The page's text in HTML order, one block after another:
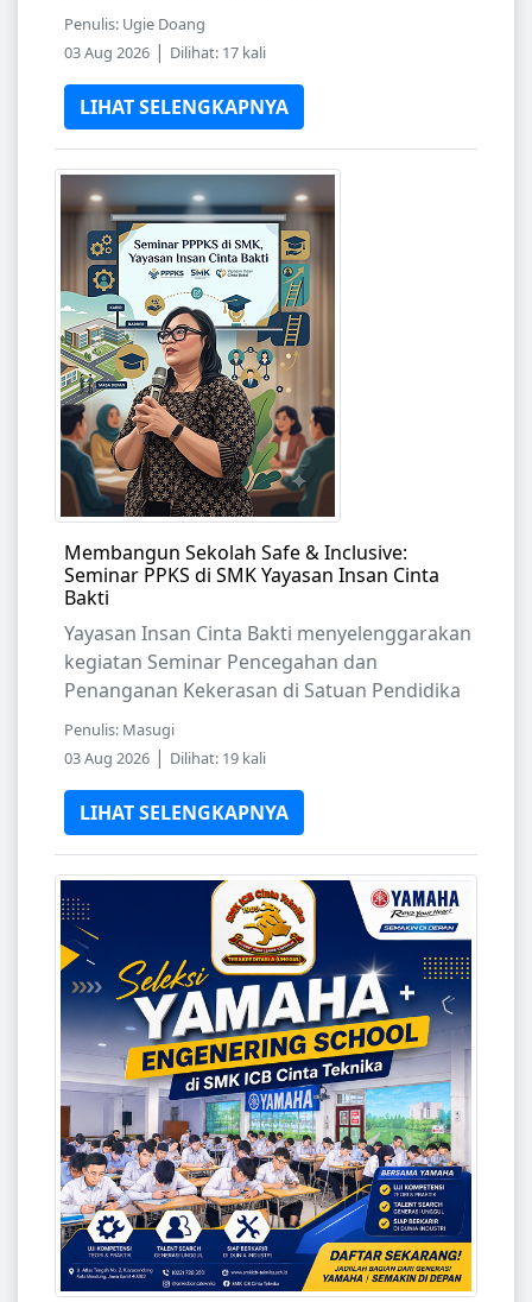
Penulis: Ugie Doang
03 Aug 2026 | Dilihat: 17 kali
LIHAT SELENGKAPNYA
Membangun Sekolah Safe & Inclusive:
Seminar PPKS di SMK Yayasan Insan Cinta
Bakti
Yayasan Insan Cinta Bakti menyelenggarakan
kegiatan Seminar Pencegahan dan
Penanganan Kekerasan di Satuan Pendidika
Penulis: Masugi
03 Aug 2026 | Dilihat: 19 kali
LIHAT SELENGKAPNYA